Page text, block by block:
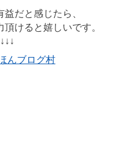
だと感じたら、
けると嬉しいです。
んブログ村